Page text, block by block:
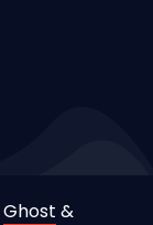
Ghost &